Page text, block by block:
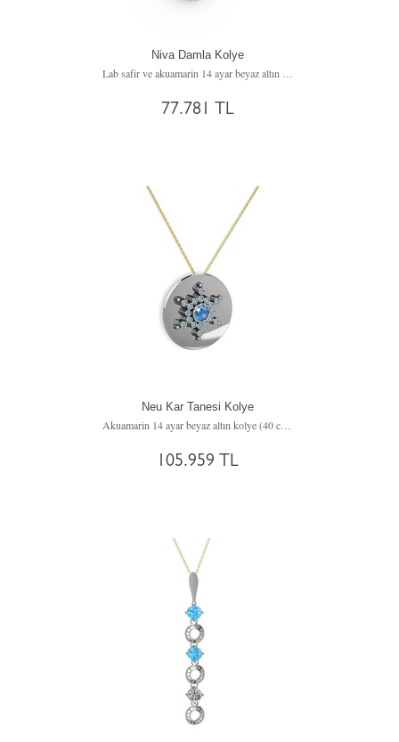
Niva Damla Kolye
77.781 TL
Neu Kar Tanesi Kolye
Akuamarin 14 ayar beyaz altın kolye (40 cm altın rolo zincir)
105.959 TL